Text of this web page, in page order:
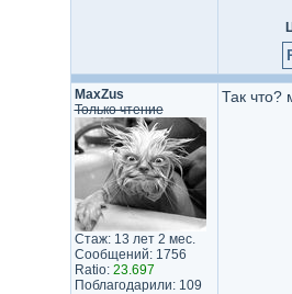
MaxZus
Только чтение
Стаж: 13 лет 2 мес.
Сообщений: 1756
Ratio: 23.697
Поблагодарили: 109
Так что?